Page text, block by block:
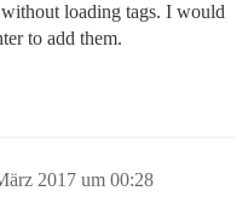
loading tags. I would
to add them.
2017 um 00:28